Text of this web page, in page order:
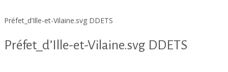
Préfet_d’Ille-et-Vilaine.svg DDETS
Préfet_d’Ille-et-Vilaine.svg DDETS